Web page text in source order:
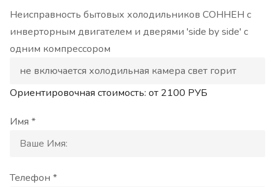
Неисправность бытовых холодильников СОННЕН с
инверторным двигателем и дверями 'side by side' с
одним компрессором
Ориентировочная стоимость: от 2100 РУБ
Имя *
Телефон *